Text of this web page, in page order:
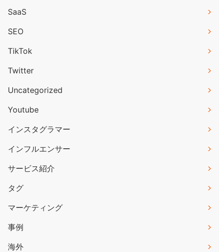
SaaS
SEO
TikTok
Twitter
Uncategorized
Youtube
インスタグラマー
インフルエンサー
サービス紹介
タグ
マーケティング
事例
海外